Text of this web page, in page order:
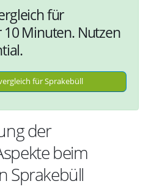
für
Minuten. Nutzen
für Sprakebüll
der
beim
Sprakebüll